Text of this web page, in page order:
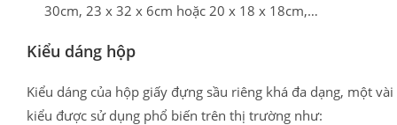
30cm, 23 x 32 x 6cm hoặc 20 x 18 x 18cm,…
Kiểu dáng hộp
Kiểu dáng của hộp giấy đựng sầu riêng khá đa dạng, một vài
kiểu được sử dụng phổ biến trên thị trường như: